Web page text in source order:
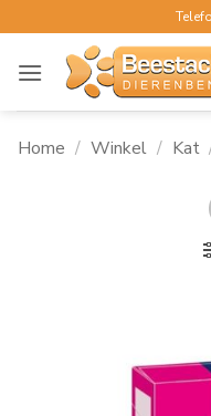
naar
inhoud
Home / Winkel / Kat